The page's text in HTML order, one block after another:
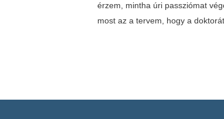
érzem, mintha úri passziómat
most az a tervem, hogy a